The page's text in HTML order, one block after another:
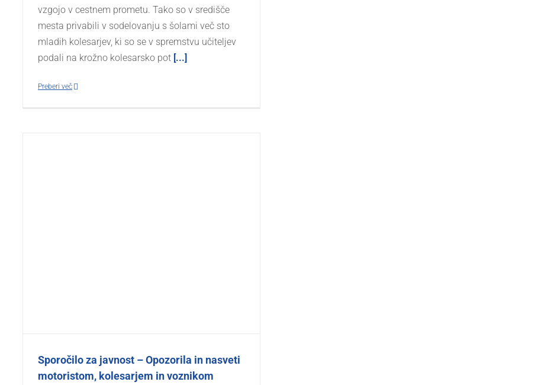
vzgojo v cestnem prometu. Tako so v središče
mesta privabili v sodelovanju s šolami več sto
mladih kolesarjev, ki so se v spremstvu učiteljev
podali na krožno kolesarsko pot [...]
Preberi več
Sporočilo za javnost – Opozorila in nasveti
motoristom, kolesarjem in voznikom